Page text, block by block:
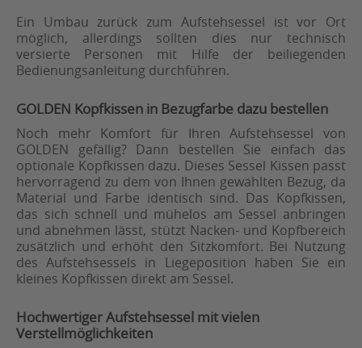
Ein Umbau zurück zum Aufstehsessel ist vor Ort
möglich, allerdings sollten dies nur technisch
versierte Personen mit Hilfe der beiliegenden
Bedienungsanleitung durchführen.
GOLDEN Kopfkissen in Bezugfarbe dazu bestellen
Noch mehr Komfort für Ihren Aufstehsessel von
GOLDEN gefällig? Dann bestellen Sie einfach das
optionale Kopfkissen dazu. Dieses Sessel Kissen passt
hervorragend zu dem von Ihnen gewählten Bezug, da
Material und Farbe identisch sind. Das Kopfkissen,
das sich schnell und mühelos am Sessel anbringen
und abnehmen lässt, stützt Nacken- und Kopfbereich
zusätzlich und erhöht den Sitzkomfort. Bei Nutzung
des Aufstehsessels in Liegeposition haben Sie ein
kleines Kopfkissen direkt am Sessel.
Hochwertiger Aufstehsessel mit vielen
Verstellmöglichkeiten